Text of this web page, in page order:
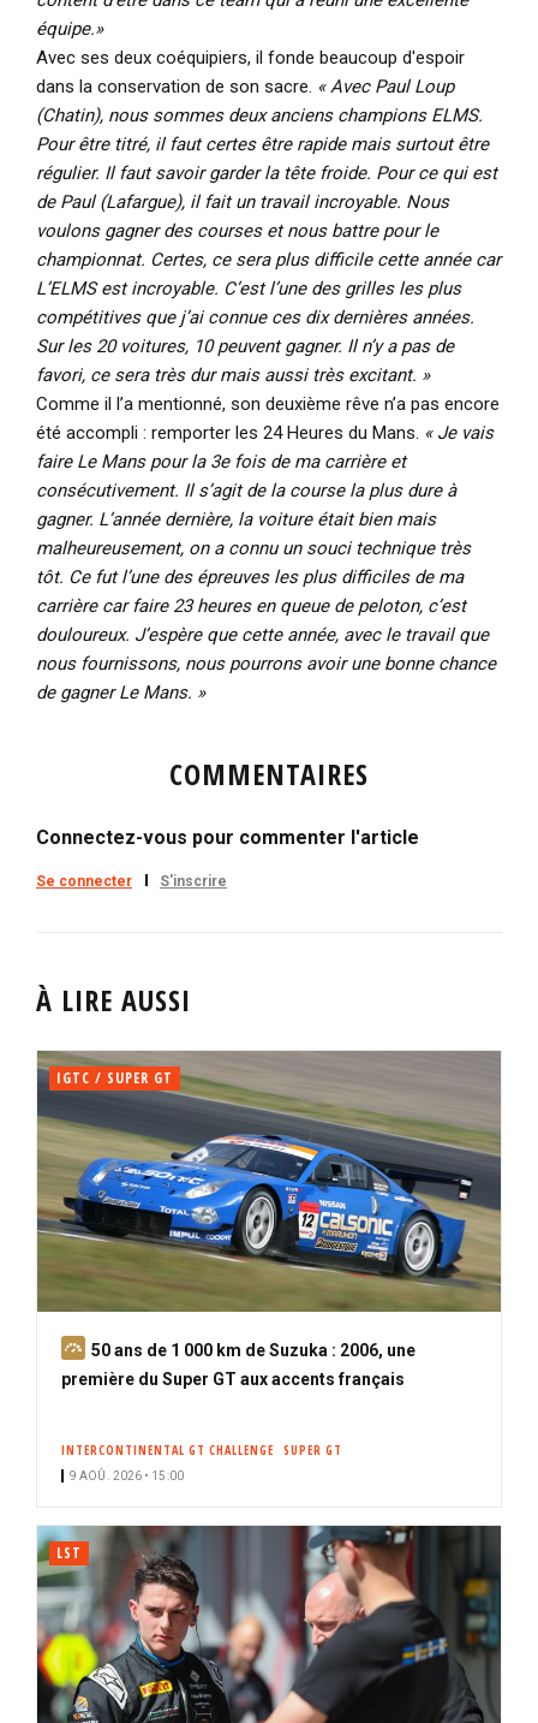
équipe.»
Avec ses deux coéquipiers, il fonde beaucoup d'espoir
dans la conservation de son sacre. « Avec Paul Loup
(Chatin), nous sommes deux anciens champions ELMS.
Pour être titré, il faut certes être rapide mais surtout être
régulier. Il faut savoir garder la tête froide. Pour ce qui est
de Paul (Lafargue), il fait un travail incroyable. Nous
voulons gagner des courses et nous battre pour le
championnat. Certes, ce sera plus difficile cette année car
L’ELMS est incroyable. C’est l’une des grilles les plus
compétitives que j’ai connue ces dix dernières années.
Sur les 20 voitures, 10 peuvent gagner. Il n’y a pas de
favori, ce sera très dur mais aussi très excitant. »
Comme il l’a mentionné, son deuxième rêve n’a pas encore
été accompli : remporter les 24 Heures du Mans. « Je vais
faire Le Mans pour la 3e fois de ma carrière et
consécutivement. Il s’agit de la course la plus dure à
gagner. L’année dernière, la voiture était bien mais
malheureusement, on a connu un souci technique très
tôt. Ce fut l’une des épreuves les plus difficiles de ma
carrière car faire 23 heures en queue de peloton, c’est
douloureux. J’espère que cette année, avec le travail que
nous fournissons, nous pourrons avoir une bonne chance
de gagner Le Mans. »
COMMENTAIRES
Connectez-vous pour commenter l'article
Se connecter S'inscrire
À LIRE AUSSI
IGTC / SUPER GT
A
b
50 ans de 1 000 km de Suzuka : 2006, une
première du Super GT aux accents français
INTERCONTINENTAL GT CHALLENGE SUPER GT
9 AOÛ. 2026 • 15:00
LST